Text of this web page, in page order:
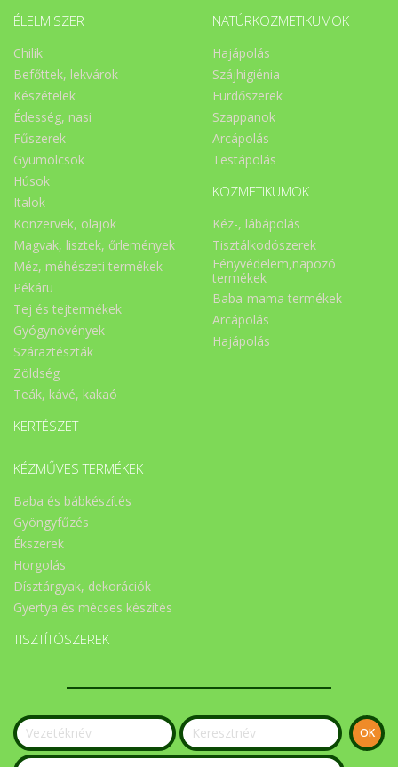
ÉLELMISZER
Chilik
Befőttek, lekvárok
Készételek
Édesség, nasi
Fűszerek
Gyümölcsök
Húsok
Italok
Konzervek, olajok
Magvak, lisztek, őrlemények
Méz, méhészeti termékek
Pékáru
Tej és tejtermékek
Gyógynövények
Száraztészták
Zöldség
Teák, kávé, kakaó
KERTÉSZET
NATÚRKOZMETIKUMOK
Hajápolás
Szájhigiénia
Fürdőszerek
Szappanok
Arcápolás
Testápolás
KOZMETIKUMOK
Kéz-, lábápolás
Tisztálkodószerek
Fényvédelem,napozó
termékek
Baba-mama termékek
Arcápolás
Hajápolás
KÉZMŰVES TERMÉKEK
Baba és bábkészítés
Gyöngyfűzés
Ékszerek
Horgolás
Dísztárgyak, dekorációk
Gyertya és mécses készítés
TISZTÍTÓSZEREK